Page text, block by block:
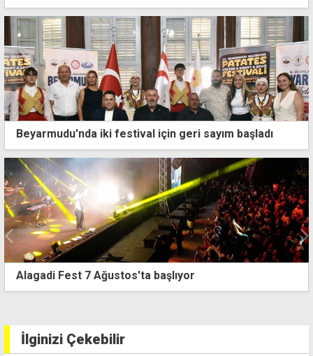
Beyarmudu'nda iki festival için geri sayım başladı
TOCEK'ten kadına yönelik şiddete karşı etkin
mücadele çağrısı
İlginizi Çekebilir